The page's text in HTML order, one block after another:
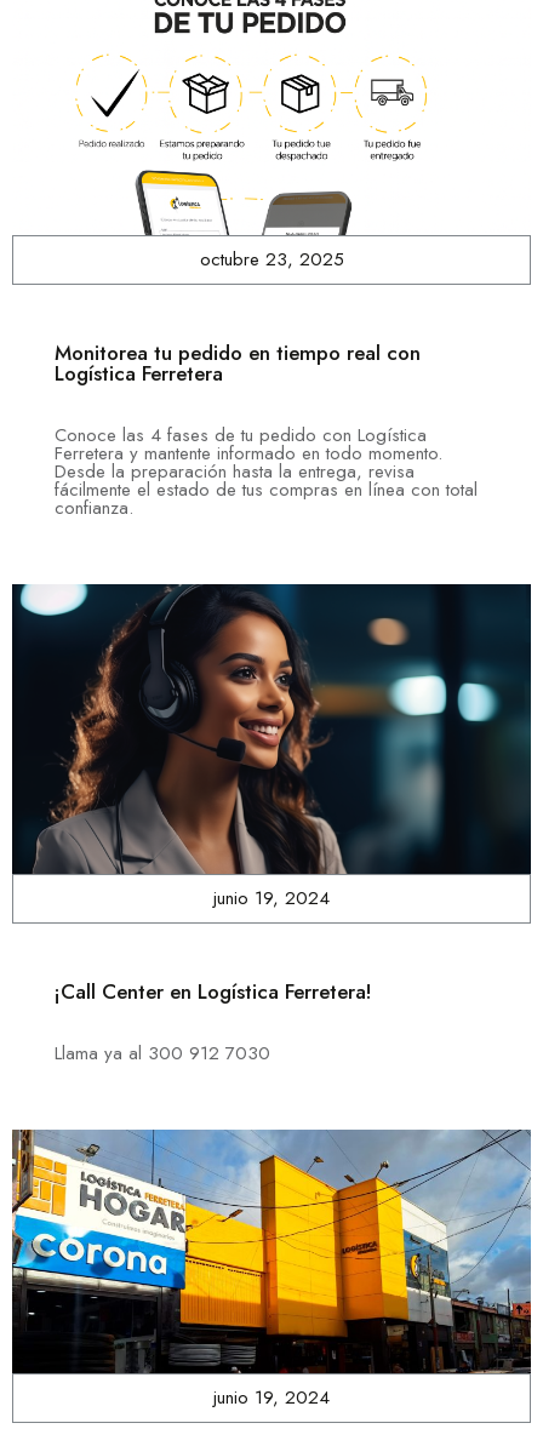
octubre 23, 2025
Monitorea tu pedido en tiempo real con
Logística Ferretera
Conoce las 4 fases de tu pedido con Logística
Ferretera y mantente informado en todo momento.
Desde la preparación hasta la entrega, revisa
fácilmente el estado de tus compras en línea con total
confianza.
junio 19, 2024
¡Call Center en Logística Ferretera!
Llama ya al 300 912 7030
junio 19, 2024